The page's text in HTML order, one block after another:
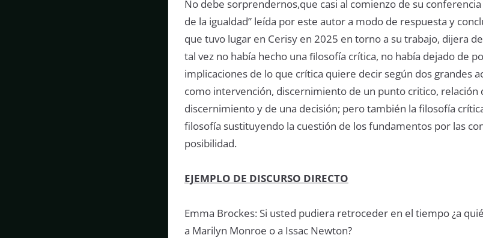
No debe sorprendernos,que casi al comienzo de su
de la igualdad” leída por este autor a modo de respuesta y
que tuvo lugar en Cerisy en 2025 en torno a su trabajo, dijera
tal vez no había hecho una ﬁlosofía crítica, no había dejado de
implicaciones de lo que crítica quiere decir según dos grandes
como intervención, discernimiento de un punto critico, relación
discernimiento y de una decisión; pero también la filosofía
filosofía sustituyendo la cuestión de los fundamentos por las
posibilidad.
EJEMPLO DE DISCURSO DIRECTO
Emma Brockes: Si usted pudiera retroceder en el tiempo ¿a
a Marilyn Monroe o a Issac Newton?